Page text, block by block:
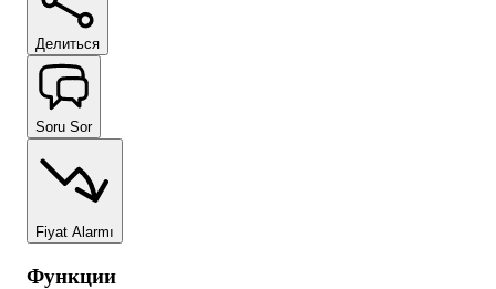
Делиться
Soru Sor
Fiyat Alarmı
Функции